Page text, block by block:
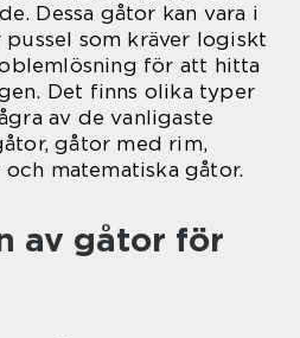
Dessa gåtor kan vara i
som kräver logiskt
för att hitta
Det finns olika typer
av de vanligaste
gåtor med rim,
matematiska gåtor.
av gåtor för